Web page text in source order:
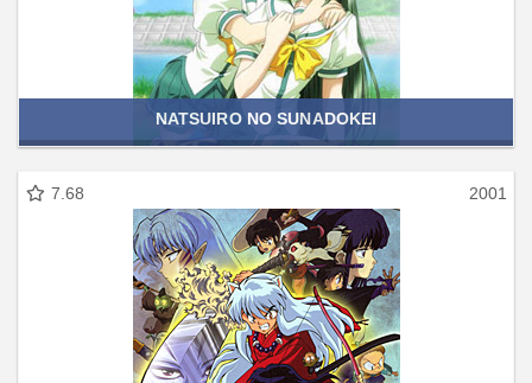
NATSUIRO NO SUNADOKEI
7.68 2001